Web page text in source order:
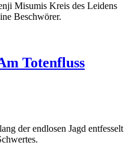
Misumis Kreis des Leidens
Beschwörer.
Totenfluss
der endlosen Jagd entfesselt